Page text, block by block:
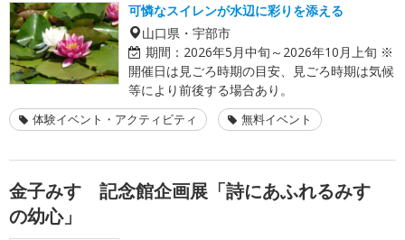
可憐なスイレンが水辺に彩りを添える
山口県・宇部市
期間： 2026年5月中旬～2026年10月上旬 ※
開催日は見ごろ時期の目安、見ごろ時期は気候
等により前後する場合あり。
体験イベント・アクティビティ 無料イベント
金子みすゞ記念館企画展「詩にあふれるみすゞ
の幼心」